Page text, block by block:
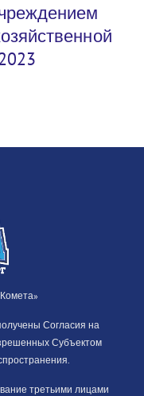
Согласия на
Субъектом
третьими лицами